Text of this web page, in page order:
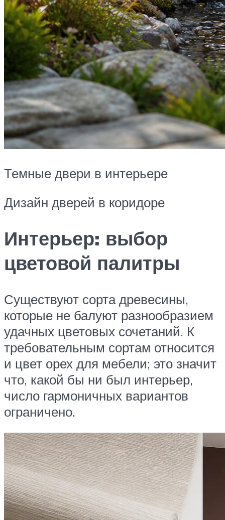
Темные двери в интерьере
Дизайн дверей в коридоре
Интерьер: выбор
цветовой палитры
Существуют сорта древесины,
которые не балуют разнообразием
удачных цветовых сочетаний. К
требовательным сортам относится
и цвет орех для мебели; это значит
что, какой бы ни был интерьер,
число гармоничных вариантов
ограничено.